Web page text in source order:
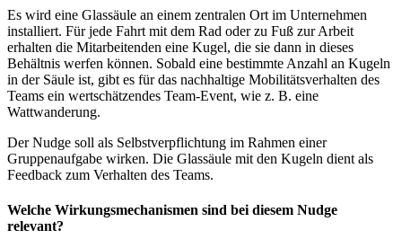
Es wird eine Glassäule an einem zentralen Ort im Unternehmen
installiert. Für jede Fahrt mit dem Rad oder zu Fuß zur Arbeit
erhalten die Mitarbeitenden eine Kugel, die sie dann in dieses
Behältnis werfen können. Sobald eine bestimmte Anzahl an Kugeln
in der Säule ist, gibt es für das nachhaltige Mobilitätsverhalten des
Teams ein wertschätzendes Team-Event, wie z. B. eine
Wattwanderung.
Der Nudge soll als Selbstverpflichtung im Rahmen einer
Gruppenaufgabe wirken. Die Glassäule mit den Kugeln dient als
Feedback zum Verhalten des Teams.
Welche Wirkungsmechanismen sind bei diesem Nudge
relevant?